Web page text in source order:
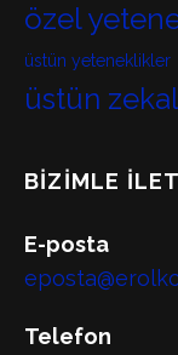
özel
üstün yeteneklikler
üstün
BIZIMLE
E-posta
Telefon